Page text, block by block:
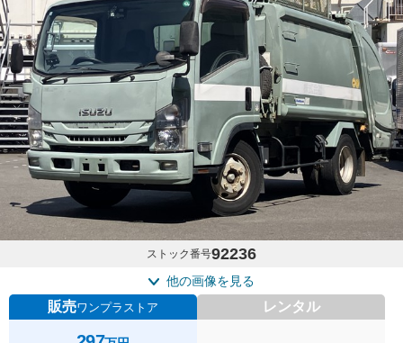
ストック番号92236
他の画像を見る
販売ワンプラストア レンタル